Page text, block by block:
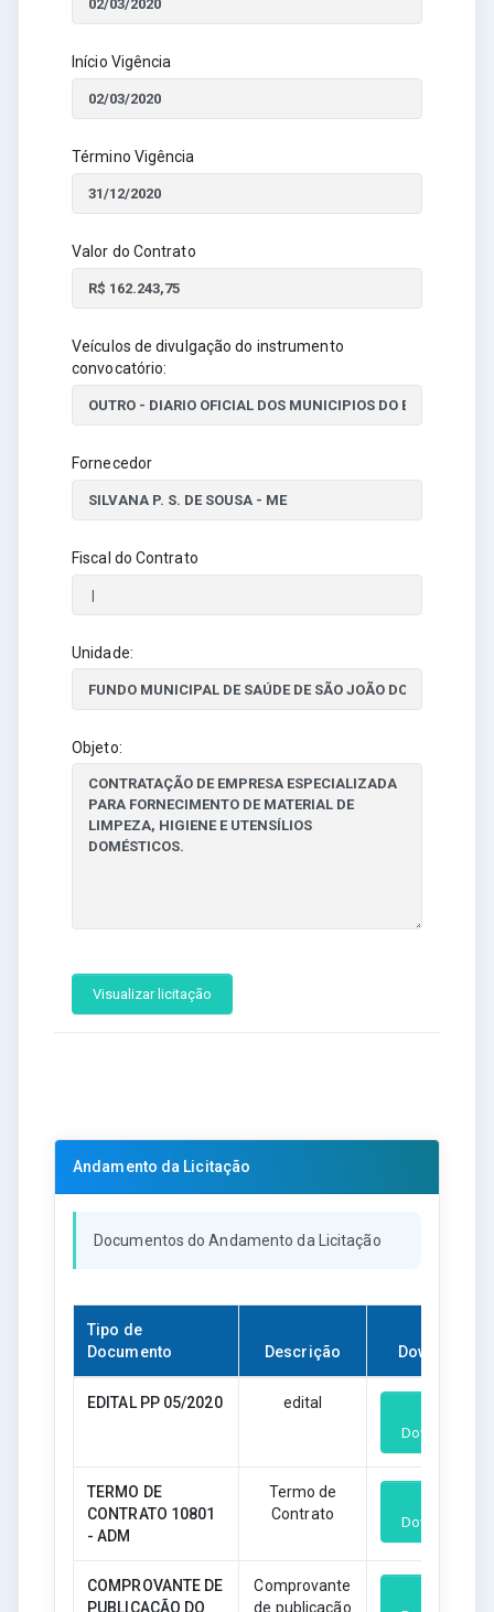
Início Vigência
Término Vigência
Valor do Contrato
Veículos de divulgação do instrumento
convocatório:
Fornecedor
Fiscal do Contrato
Unidade:
Objeto:
Visualizar licitação
Andamento da Licitação
Documentos do Andamento da Licitação
Tipo de
Documento
Descrição Download
EDITAL PP 05/2020 edital
Download
TERMO DE
CONTRATO 10801
- ADM
Termo de
Contrato
Download
COMPROVANTE DE
PUBLICAÇÃO DO
Comprovante
de publicação